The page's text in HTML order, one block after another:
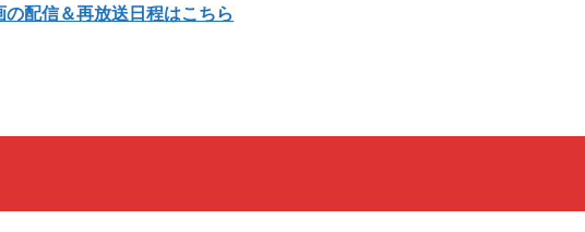
の配信＆再放送日程はこちら